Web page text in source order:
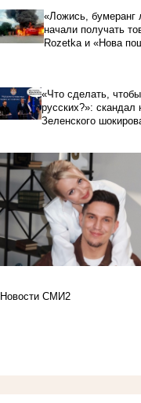
«Ложись,
начали получать
Rozetka и «Нова
«Что сделать,
русских?»:
Зеленского
Новости СМИ2